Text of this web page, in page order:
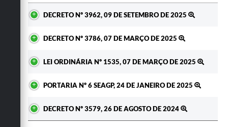
DECRETO Nº 3962, 09 DE SETEMBRO DE 2025
DECRETO Nº 3786, 07 DE MARÇO DE 2025
LEI ORDINÁRIA Nº 1535, 07 DE MARÇO DE 2025
PORTARIA Nº 6 SEAGP, 24 DE JANEIRO DE 2025
DECRETO Nº 3579, 26 DE AGOSTO DE 2024